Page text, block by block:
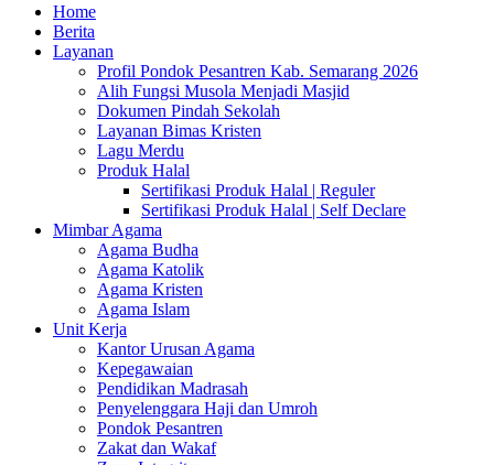
Home
Berita
Layanan
Profil Pondok Pesantren Kab. Semarang 2026
Alih Fungsi Musola Menjadi Masjid
Dokumen Pindah Sekolah
Layanan Bimas Kristen
Lagu Merdu
Produk Halal
Sertifikasi Produk Halal | Reguler
Sertifikasi Produk Halal | Self Declare
Mimbar Agama
Agama Budha
Agama Katolik
Agama Kristen
Agama Islam
Unit Kerja
Kantor Urusan Agama
Kepegawaian
Pendidikan Madrasah
Penyelenggara Haji dan Umroh
Pondok Pesantren
Zakat dan Wakaf